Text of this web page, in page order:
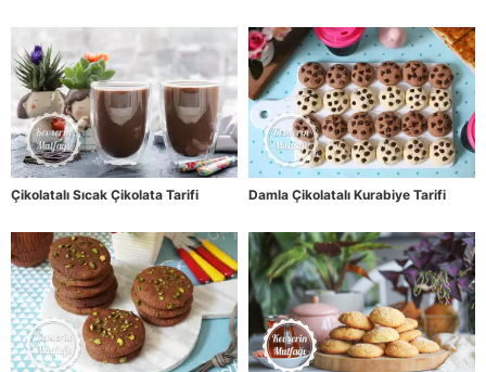
Çikolatalı Sıcak Çikolata Tarifi Damla Çikolatalı Kurabiye Tarifi